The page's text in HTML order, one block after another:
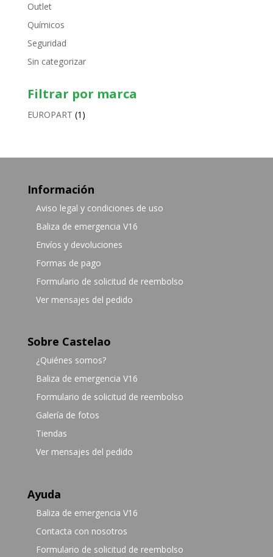
Outlet
Químicos
Seguridad
Sin categorizar
Filtrar por marca
EUROPART (1)
Información
Aviso legal y condiciones de uso
Baliza de emergencia V16
Envíos y devoluciones
Formas de pago
Formulario de solicitud de reembolso
Ver mensajes del pedido
Sobre Castelao
¿Quiénes somos?
Baliza de emergencia V16
Formulario de solicitud de reembolso
Galería de fotos
Tiendas
Ver mensajes del pedido
Ayuda
Baliza de emergencia V16
Contacta con nosotros
Formulario de solicitud de reembolso